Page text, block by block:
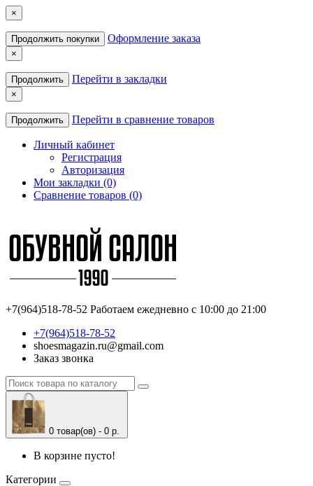
×
Продолжить покупки Оформление заказа
×
Продолжить Перейти в закладки
×
Продолжить Перейти в сравнение товаров
Личный кабинет
Регистрация
Авторизация
Мои закладки (0)
Сравнение товаров (0)
+7(964)518-78-52 Работаем ежедневно с 10:00 до 21:00
+7(964)518-78-52
shoesmagazin.ru@gmail.com
Заказ звонка
0 товар(ов) - 0 р.
В корзине пусто!
Категории